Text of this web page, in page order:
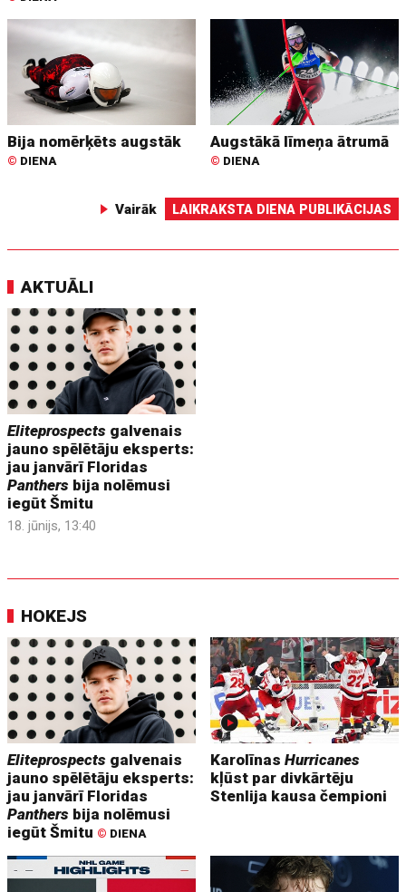
Bija nomērķēts augstāk
© DIENA
Augstākā līmeņa ātrumā
© DIENA
Vairāk LAIKRAKSTA DIENA PUBLIKĀCIJAS
AKTUĀLI
Eliteprospects galvenais
jauno spēlētāju eksperts:
jau janvārī Floridas
Panthers bija nolēmusi
iegūt Šmitu
18. jūnijs, 13:40
HOKEJS
Eliteprospects galvenais
jauno spēlētāju eksperts:
jau janvārī Floridas
Panthers bija nolēmusi
iegūt Šmitu © DIENA
KarolīnasHurricanes
kļūst par divkārtēju
Stenlija kausa čempioni